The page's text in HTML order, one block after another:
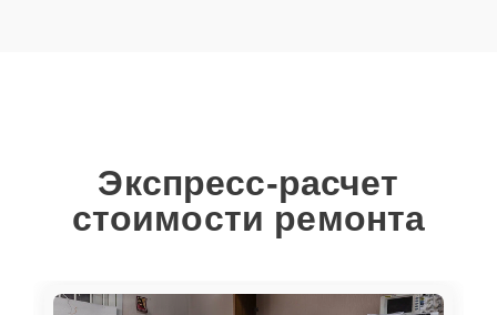
Экспресс-расчет
стоимости ремонта